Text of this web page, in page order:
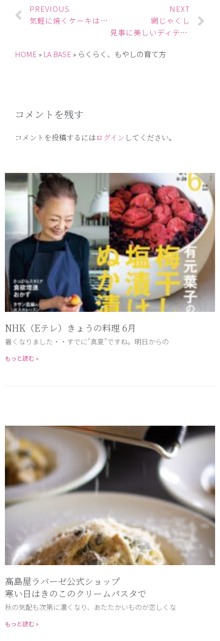
PREVIOUS
気軽に焼くケーキは角ザルで
NEXT
網じゃくし
見事に美しいディティールです
HOME » LA BASE » らくらく、もやしの育て方
コメントを残す
コメントを投稿するにはログイン してください。
NHK（Eテレ）きょうの料理 6月
暑くなりました・・すでに”真夏”ですね。明日からの
もっと読む »
髙島屋ラバーゼ公式ショップ
寒い日はきのこのクリームパスタで
秋の気配も次第に濃くなり、あたたかいものが恋しくな
もっと読む »